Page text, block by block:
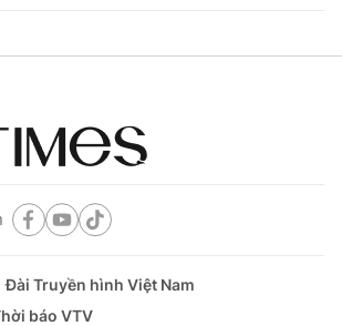
Đài Truyền hình Việt Nam
báo VTV